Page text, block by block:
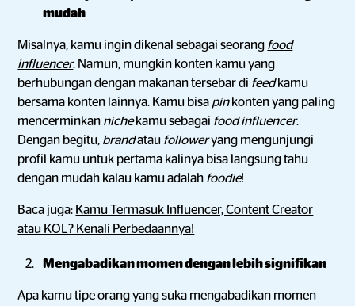
mudah
Misalnya, kamu ingin dikenal sebagai seorang food
influencer. Namun, mungkin konten kamu yang
berhubungan dengan makanan tersebar di feedkamu
bersama konten lainnya. Kamu bisa pin konten yang paling
mencerminkan nichekamu sebagai food influencer.
Dengan begitu, brandatau followeryang mengunjungi
profil kamu untuk pertama kalinya bisa langsung tahu
dengan mudah kalau kamu adalah foodie!
Baca juga: Kamu Termasuk Influencer, Content Creator
atau KOL? Kenali Perbedaannya!
Mengabadikan momen dengan lebih signifikan
Apa kamu tipe orang yang suka mengabadikan momen